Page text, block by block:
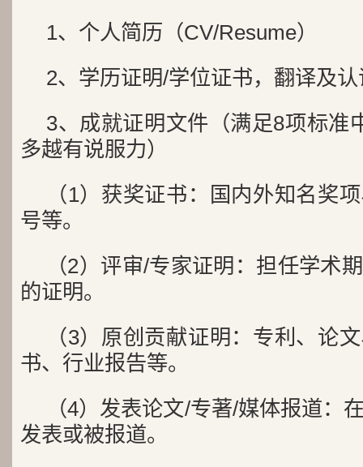
1、个人简历（CV/Resume）
2、学历证明/学位证书，翻译及认
3、成就证明文件（满足8项标准
多越有说服力）
（1）获奖证书：国内外知名奖
号等。
（2）评审/专家证明：担任学术
的证明。
（3）原创贡献证明：专利、论
书、行业报告等。
（4）发表论文/专著/媒体报道：
发表或被报道。